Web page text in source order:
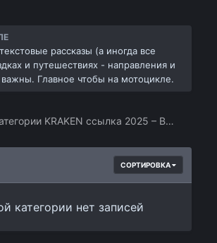
рассказы (а иногда все
и путешествиях - направления и
важны. Главное чтобы на мотоцикле.
Просмотр категории KRAKEN ссылка 2025 – Все рабочие зеркала для входа на площадку
СОРТИРОВКА
категории нет записей